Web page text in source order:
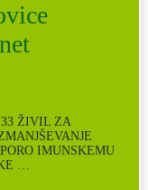
33 ŽIVIL ZA
IMUNSKEMU
…